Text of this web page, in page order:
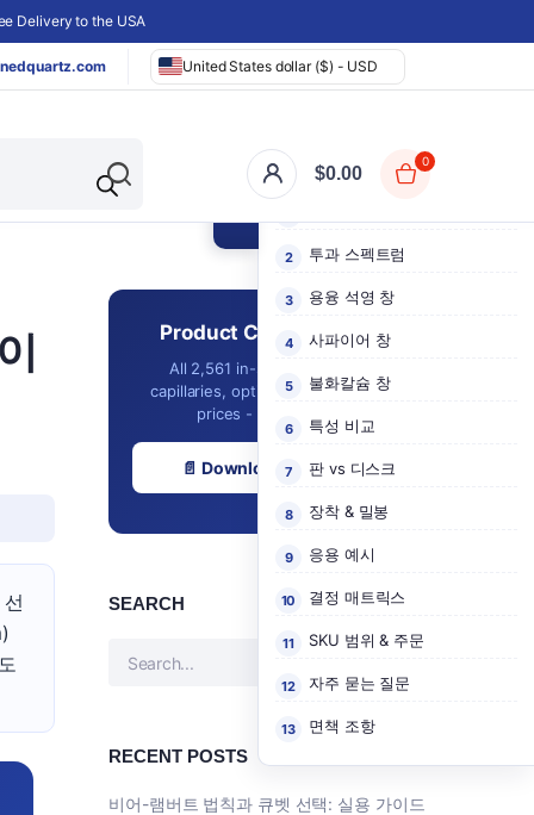
Delivery to the USA
United States dollar ($) - USD
$0.00
0
이 페이지 내용
투과 스펙트럼
용융 석영 창
사파이어 창
불화칼슘 창
특성 비교
판 vs 디스크
장착 & 밀봉
응용 예시
결정 매트릭스
SKU 범위 & 주문
자주 묻는 질문
면책 조항
Product Catalog 2026
All 2,561 in-stock cuvettes,
capillaries, optics & labware with
prices - in one PDF.
📄 Download Free PDF
SEARCH
RECENT POSTS
비어-램버트 법칙과 큐벳 선택: 실용 가이드